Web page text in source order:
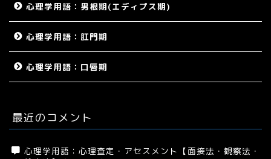
心理学用語：男根期(エディプス期)
心理学用語：肛門期
心理学用語：口唇期
最近のコメント
心理学用語：心理査定・アセスメント【面接法・観察法・